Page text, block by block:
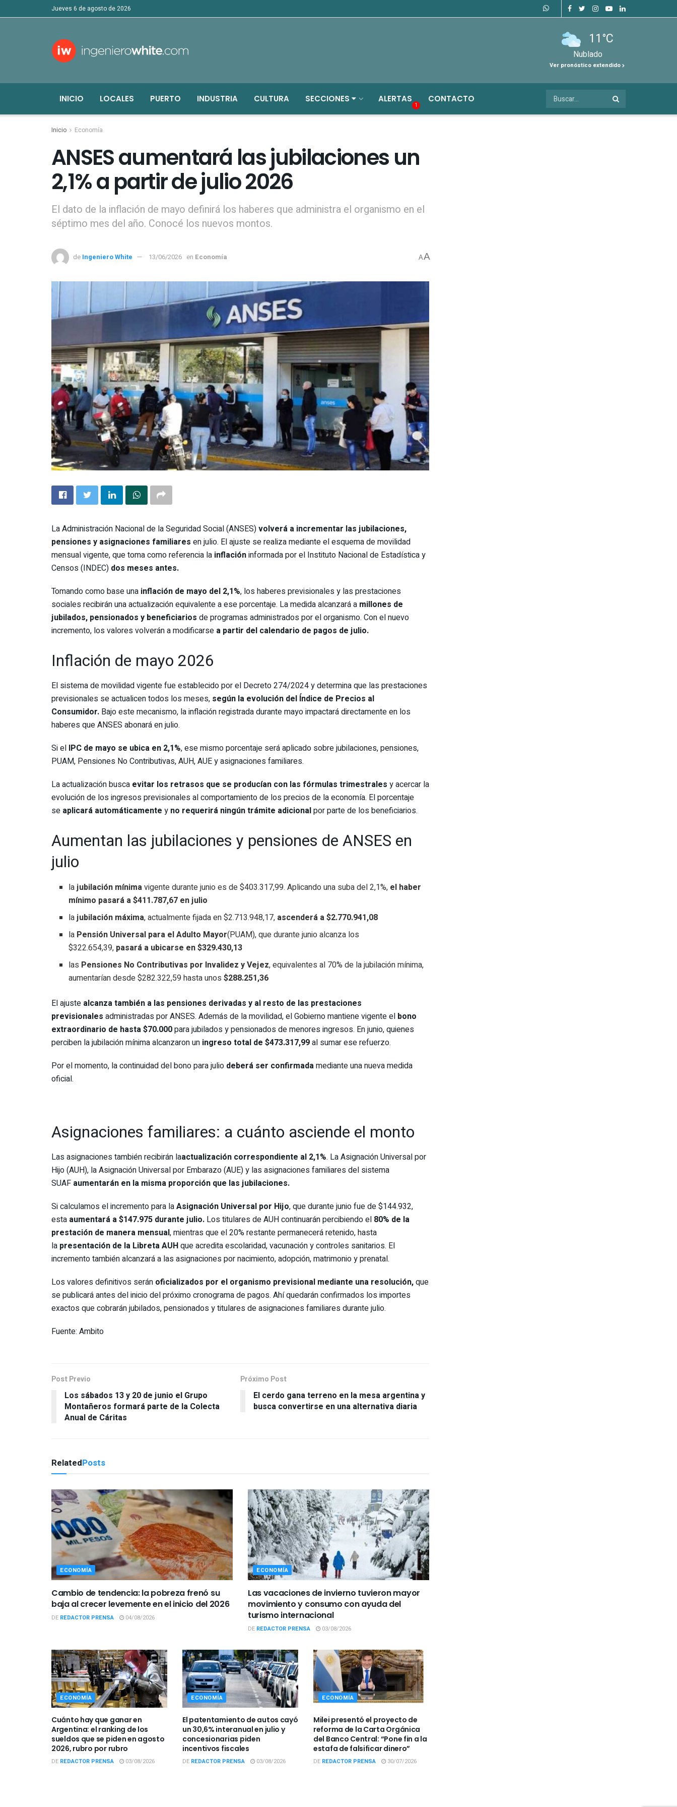
jueves 6 de agosto de 2026
11°C
Nublado
Ver pronóstico extendido
INICIO LOCALES PUERTO INDUSTRIA CULTURA SECCIONES ALERTAS
1
CONTACTO
Inicio Economía
ANSES aumentará las jubilaciones un
2,1% a partir de julio 2026
El dato de la inflación de mayo definirá los haberes que administra el organismo en el
séptimo mes del año. Conocé los nuevos montos.
de Ingeniero White 13/06/2026 en Economía AA
La Administración Nacional de la Seguridad Social (ANSES)volverá a incrementar las jubilaciones,
pensiones y asignaciones familiares en julio. El ajuste se realiza mediante el esquema de movilidad
mensual vigente, que toma como referencia la inflacióninformada por el Instituto Nacional de Estadística y
Censos (INDEC) dos meses antes.
Tomando como base una inflación de mayo del 2,1%, los haberes previsionales y las prestaciones
sociales recibirán una actualización equivalente a ese porcentaje. La medida alcanzará a millones de
jubilados, pensionados y beneficiarios de programas administrados por el organismo. Con el nuevo
incremento, los valores volverán a modificarse a partir del calendario de pagos de julio.
Inflación de mayo 2026
El sistema de movilidad vigente fue establecido por el Decreto 274/2024 y determina que las prestaciones
previsionales se actualicen todos los meses, según la evolución del Índice de Precios al
Consumidor. Bajo este mecanismo, la inflación registrada durante mayo impactará directamente en los
haberes que ANSES abonará en julio.
Si el IPC de mayo se ubica en 2,1%, ese mismo porcentaje será aplicado sobre jubilaciones, pensiones,
PUAM, Pensiones No Contributivas, AUH, AUE y asignaciones familiares.
La actualización busca evitar los retrasos que se producían con las fórmulas trimestrales y acercar la
evolución de los ingresos previsionales al comportamiento de los precios de la economía. El porcentaje
se aplicará automáticamente y no requerirá ningún trámite adicionalpor parte de los beneficiarios.
Aumentan las jubilaciones y pensiones de ANSES en
julio
lajubilación mínimavigente durante junio es de $403.317,99. Aplicando una suba del 2,1%, el haber
mínimo pasará a $411.787,67 en julio
lajubilación máxima, actualmente fijada en $2.713.948,17, ascenderá a $2.770.941,08
la Pensión Universal para el Adulto Mayor(PUAM), que durante junio alcanza los
$322.654,39, pasará a ubicarse en $329.430,13
las Pensiones No Contributivas por Invalidez y Vejez, equivalentes al 70% de la jubilación mínima,
aumentarían desde $282.322,59 hasta unos$288.251,36
El ajuste alcanza también a las pensiones derivadas y al resto de las prestaciones
previsionales administradas por ANSES. Además de la movilidad, el Gobierno mantiene vigente el bono
extraordinario de hasta $70.000para jubilados y pensionados de menores ingresos. En junio, quienes
perciben la jubilación mínima alcanzaron un ingreso total de $473.317,99al sumar ese refuerzo.
Por el momento, la continuidad del bono para julio deberá ser confirmadamediante una nueva medida
oficial.
Asignaciones familiares: a cuánto asciende el monto
Las asignaciones también recibirán laactualización correspondiente al 2,1%. La Asignación Universal por
Hijo (AUH), la Asignación Universal por Embarazo (AUE) y las asignaciones familiares del sistema
SUAF aumentarán en la misma proporción que las jubilaciones.
Si calculamos el incremento para laAsignación Universal por Hijo, que durante junio fue de $144.932,
esta aumentará a $147.975 durante julio. Los titulares de AUH continuarán percibiendo el 80% de la
prestación de manera mensual, mientras que el 20% restante permanecerá retenido, hasta
la presentación de la Libreta AUHque acredita escolaridad, vacunación y controles sanitarios. El
incremento también alcanzará a las asignaciones por nacimiento, adopción, matrimonio y prenatal.
Los valores definitivos serán oficializados por el organismo previsional mediante una resolución,que
se publicará antes del inicio del próximo cronograma de pagos. Ahí quedarán confirmados los importes
exactos que cobrarán jubilados, pensionados y titulares de asignaciones familiares durante julio.
Fuente: Ambito
Post Previo
Los sábados 13 y 20 de junio el Grupo
Montañeros formará parte de la Colecta
Anual de Cáritas
Próximo Post
El cerdo gana terreno en la mesa argentina y
busca convertirse en una alternativa diaria
RelatedPosts
ECONOMÍA
Cambio de tendencia: la pobreza frenó su
baja al crecer levemente en el inicio del 2026
DE REDACTOR PRENSA 04/08/2026
ECONOMÍA
Las vacaciones de invierno tuvieron mayor
movimiento y consumo con ayuda del
turismo internacional
DE REDACTOR PRENSA 03/08/2026
ECONOMÍA
Cuánto hay que ganar en
Argentina: el ranking de los
sueldos que se piden en agosto
2026, rubro por rubro
DE REDACTOR PRENSA 03/08/2026
ECONOMÍA
El patentamiento de autos cayó
un 30,6% interanual en julio y
concesionarias piden
incentivos fiscales
DE REDACTOR PRENSA 03/08/2026
ECONOMÍA
Milei presentó el proyecto de
reforma de la Carta Orgánica
del Banco Central: “Pone fin a la
estafa de falsificar dinero”
DE REDACTOR PRENSA 30/07/2026